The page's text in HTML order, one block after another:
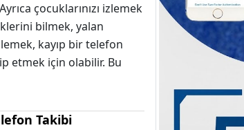
çocuklarınızı izlemek
bilmek, yalan
kayıp bir telefon
etmek için olabilir. Bu
Takibi